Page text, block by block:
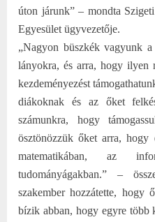
úton járunk” – mondta
Egyesület ügyvezetője.
„Nagyon büszkék vagyunk
lányokra, és arra, hogy ilyen
kezdeményezést
diákoknak és az őket
számunkra, hogy
ösztönözzük őket arra,
matematikában, az
tudományágakban.” –
szakember hozzátette, hogy
bízik abban, hogy egyre több